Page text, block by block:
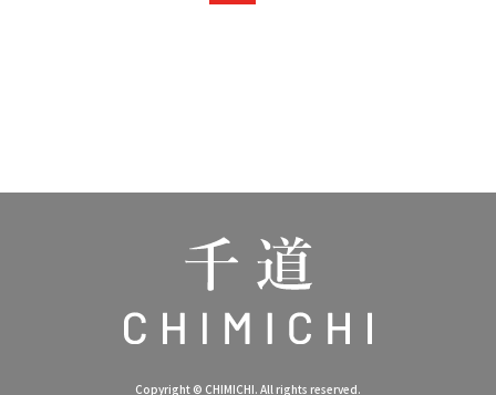
Copyright © CHIMICHI. All rights reserved.